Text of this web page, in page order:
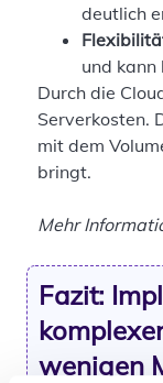
deutlich
und
Durch die
Serverkosten.
mit dem
bringt.
Mehr
Fazit:
wenigen